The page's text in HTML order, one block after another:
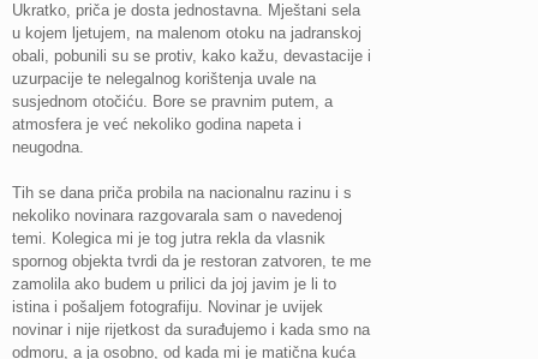
Ukratko, priča je dosta jednostavna. Mještani sela
u kojem ljetujem, na malenom otoku na jadranskoj
obali, pobunili su se protiv, kako kažu, devastacije i
uzurpacije te nelegalnog korištenja uvale na
susjednom otočiću. Bore se pravnim putem, a
atmosfera je već nekoliko godina napeta i
neugodna.
Tih se dana priča probila na nacionalnu razinu i s
nekoliko novinara razgovarala sam o navedenoj
temi. Kolegica mi je tog jutra rekla da vlasnik
spornog objekta tvrdi da je restoran zatvoren, te me
zamolila ako budem u prilici da joj javim je li to
istina i pošaljem fotografiju. Novinar je uvijek
novinar i nije rijetkost da surađujemo i kada smo na
odmoru, a ja osobno, od kada mi je matična kuća